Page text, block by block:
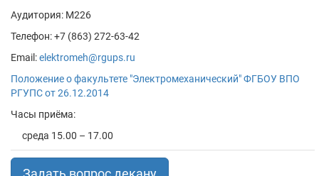
Аудитория: М226
Телефон: +7 (863) 272-63-42
Email:elektromeh@rgups.ru
Положение о факультете "Электромеханический" ФГБОУ ВПО
РГУПС от 26.12.2014
Часы приёма:
среда 15.00 – 17.00